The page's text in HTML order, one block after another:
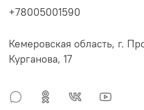
+78005001590
Кемеровская область, г.
Курганова, 17